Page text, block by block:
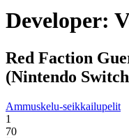
Developer:
Red Faction
(Nintendo
Ammuskelu-seikkailupelit
1
70